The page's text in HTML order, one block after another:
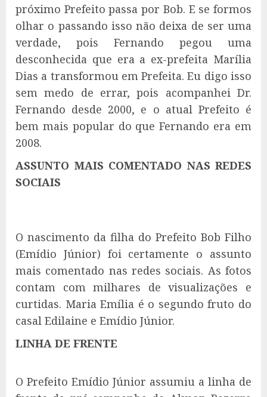
próximo Prefeito passa por Bob. E se formos
olhar o passando isso não deixa de ser uma
verdade, pois Fernando pegou uma
desconhecida que era a ex-prefeita Marília
Dias a transformou em Prefeita. Eu digo isso
sem medo de errar, pois acompanhei Dr.
Fernando desde 2000, e o atual Prefeito é
bem mais popular do que Fernando era em
2008.
ASSUNTO MAIS COMENTADO NAS REDES
SOCIAIS
O nascimento da filha do Prefeito Bob Filho
(Emídio Júnior) foi certamente o assunto
mais comentado nas redes sociais. As fotos
contam com milhares de visualizações e
curtidas. Maria Emília é o segundo fruto do
casal Edilaine e Emídio Júnior.
LINHA DE FRENTE
O Prefeito Emídio Júnior assumiu a linha de